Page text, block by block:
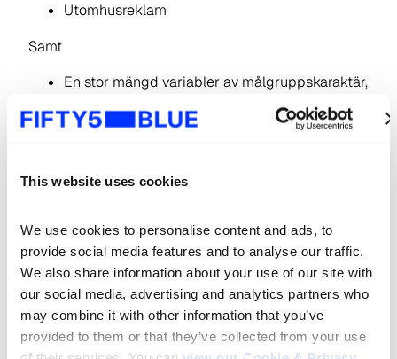
This website uses cookies
We use cookies to personalise content and ads, to
provide social media features and to analyse our traffic.
We also share information about your use of our site with
our social media, advertising and analytics partners who
may combine it with other information that you’ve
provided to them or that they’ve collected from your use
Utomhusreklam
Samt
En stor mängd variabler av målgruppskaraktär,
bl.a. intressen, värderingar, aktiviteter,
varumärkeskännedom och -användning. Allt du
behöver veta för att förstå vilka som medierna
Ett varumärkes totala räckvidd visar hur många
människor som varumärket når i de egna kanalerna,
både digitala och print. Tidningsräckvidderna
(papper/e-tidning) kommer från ORVESTO
Konsument; de digitala räckvidderna från en passiv
mätning av 20 000 individers surfbeteende på